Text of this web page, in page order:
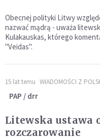
Obecnej polityki Litwy
nazwać mądrą - uważa
Kulakauskas, którego
"Veidas".
15 lat temu WIADOMOŚCI Z
PAP / drr
Litewska ustawa
rozczarowanie